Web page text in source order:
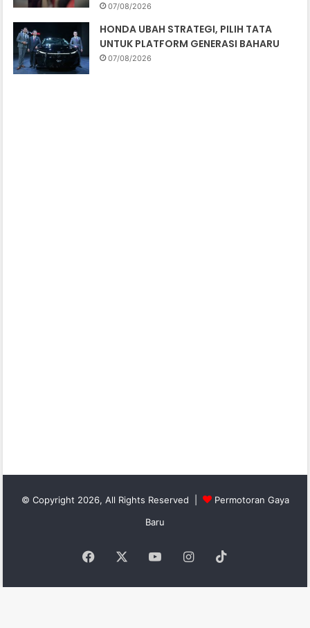
07/08/2026
HONDA UBAH STRATEGI, PILIH TATA
UNTUK PLATFORM GENERASI BAHARU
07/08/2026
© Copyright 2026, All Rights Reserved |
Permotoran Gaya
Baru
Facebook YouTubeInstagram